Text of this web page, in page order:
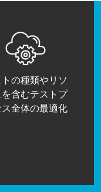
の種類やリソ
を含むテストプ
ス全体の最適化